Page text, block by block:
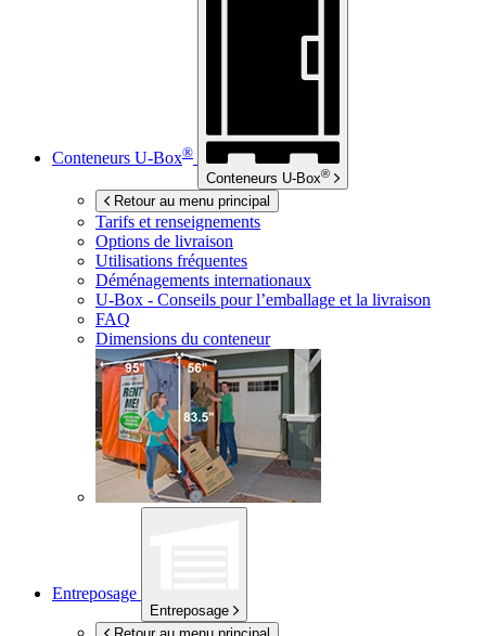
Conteneurs U-Box®
Conteneurs U-Box®
Retour au menu principal
Tarifs et renseignements
Options de livraison
Utilisations fréquentes
Déménagements internationaux
U-Box - Conseils pour l’emballage et la livraison
FAQ
Dimensions du conteneur
Entreposage
Entreposage